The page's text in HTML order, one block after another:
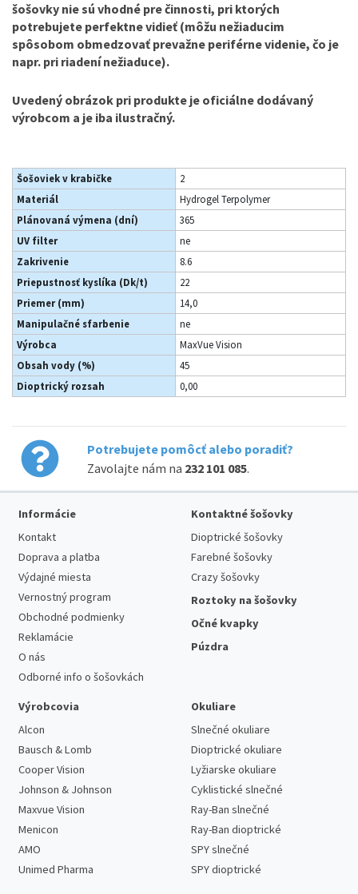
šošovky nie sú vhodné pre činnosti, pri ktorých
potrebujete perfektne vidieť (môžu nežiaducim
spôsobom obmedzovať prevažne periférne videnie, čo je
napr. pri riadení nežiaduce).
Uvedený obrázok pri produkte je oficiálne dodávaný
výrobcom a je iba ilustračný.
Šošoviek v krabičke
2
Materiál
Hydrogel Terpolymer
Plánovaná výmena (dní)
365
UV filter
ne
Zakrivenie
8.6
Priepustnosť kyslíka (Dk/t)
22
Priemer (mm)
14,0
Manipulačné sfarbenie
ne
Výrobca
MaxVue Vision
Obsah vody (%)
45
Dioptrický rozsah
0,00
Potrebujete pomôcť alebo poradiť?
Zavolajte nám na 232 101 085.
Informácie
Kontakt
Doprava a platba
Výdajné miesta
Vernostný program
Obchodné podmienky
Reklamácie
O nás
Odborné info o šošovkách
Kontaktné šošovky
Dioptrické šošovky
Farebné šošovky
Crazy šošovky
Roztoky na šošovky
Očné kvapky
Púzdra
Výrobcovia
Alcon
Bausch & Lomb
Cooper Vision
Johnson & Johnson
Maxvue Vision
Menicon
AMO
Unimed Pharma
Okuliare
Slnečné okuliare
Dioptrické okuliare
Lyžiarske okuliare
Cyklistické slnečné
Ray-Ban slnečné
Ray-Ban dioptrické
SPY slnečné
SPY dioptrické